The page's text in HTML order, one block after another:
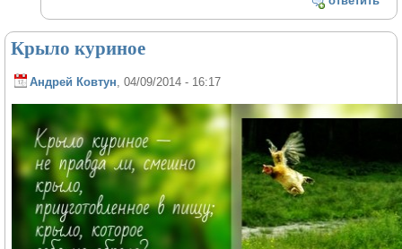
Крыло куриное
Андрей Ковтун, 04/09/2014 - 16:17